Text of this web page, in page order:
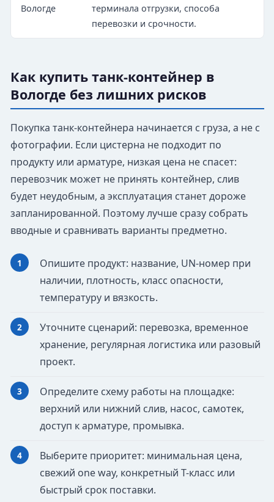
Вологде
терминала отгрузки, способа
перевозки и срочности.
Как купить танк-контейнер в
Вологде без лишних рисков
Покупка танк-контейнера начинается с груза, а не с
фотографии. Если цистерна не подходит по
продукту или арматуре, низкая цена не спасет:
перевозчик может не принять контейнер, слив
будет неудобным, а эксплуатация станет дороже
запланированной. Поэтому лучше сразу собрать
вводные и сравнивать варианты предметно.
Опишите продукт: название, UN-номер при
наличии, плотность, класс опасности,
температуру и вязкость.
Уточните сценарий: перевозка, временное
хранение, регулярная логистика или разовый
проект.
Определите схему работы на площадке:
верхний или нижний слив, насос, самотек,
доступ к арматуре, промывка.
Выберите приоритет: минимальная цена,
свежий one way, конкретный T-класс или
быстрый срок поставки.